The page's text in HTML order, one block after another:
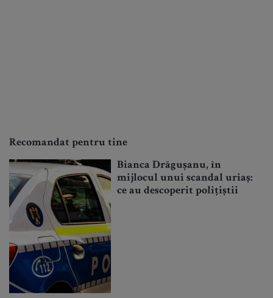
Recomandat pentru tine
Bianca Drăgușanu, în
mijlocul unui scandal uriaș:
ce au descoperit polițiștii